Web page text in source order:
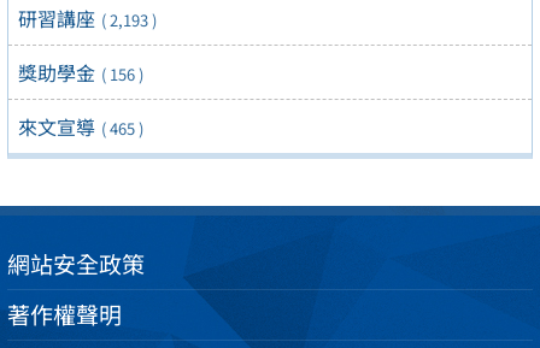
研習講座 ( 2,193 )
獎助學金 ( 156 )
來文宣導 ( 465 )
網站安全政策
著作權聲明